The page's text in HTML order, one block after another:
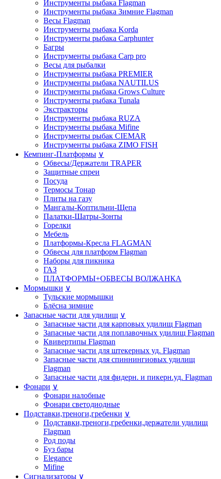
Инструменты рыбака Flagman
Инструменты рыбака Зимние Flagman
Весы Flagman
Инструменты рыбака Korda
Инструменты рыбака Carphunter
Багры
Инструменты рыбака Carp pro
Весы для рыбалки
Инструменты рыбака PREMIER
Инструменты рыбака NAUTILUS
Инструменты рыбака Grows Culture
Инструменты рыбака Tunala
Экстракторы
Инструменты рыбака RUZA
Инструменты рыбака Mifine
Инструменты рыбак CIEMAR
Инструменты рыбака ZIMO FISH
Кемпинг-Платформы ∨
Обвесы/Держатели TRAPER
Защитные спреи
Посуда
Термосы Тонар
Плиты на газу
Мангалы-Коптильни-Щепа
Палатки-Шатры-Зонты
Горелки
Мебель
Платформы-Кресла FLAGMAN
Обвесы для платформ Flagman
Наборы для пикника
ГАЗ
ПЛАТФОРМЫ+ОБВЕСЫ ВОЛЖАНКА
Мормышки ∨
Тульские мормышки
Блёсна зимние
Запасные части для удилищ ∨
Запасные части для карповых удилищ Flagman
Запасные части для поплавочных удилищ Flagman
Квивертипы Flagman
Запасные части для штекерных уд. Flagman
Запасные части для спиннингиовых удилищ
Flagman
Запасные части для фидерн. и пикерн.уд. Flagman
Фонари ∨
Фонари налобные
Фонари светодиодные
Подставки,треноги,гребенки ∨
Подставки,треноги,гребенки,держатели удилищ
Flagman
Род поды
Буз бары
Elegance
Mifine
Сигнализаторы ∨